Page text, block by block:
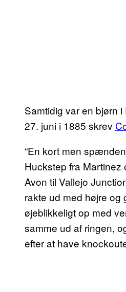
Samtidig var en bjørn
27. juni i 1885 skrev
“En kort men
Huckstep fra Martinez
Avon til Vallejo
rakte ud med højre og
øjeblikkeligt op med
samme ud af ringen,
efter at have